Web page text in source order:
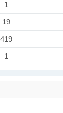
1
19
419
1